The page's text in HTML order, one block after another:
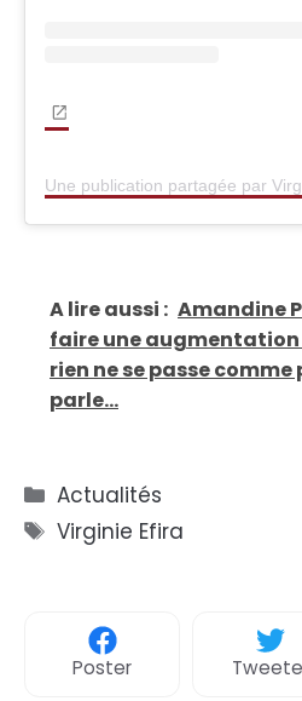
A lire aussi : Amandine
faire une
rien ne se passe comme
parle...
Catégories
Actualités
Étiquettes
Virginie Efira
Poster